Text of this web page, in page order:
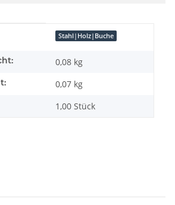
Stahl|Holz|Buche
0,08 kg
0,07 kg
1,00 Stück